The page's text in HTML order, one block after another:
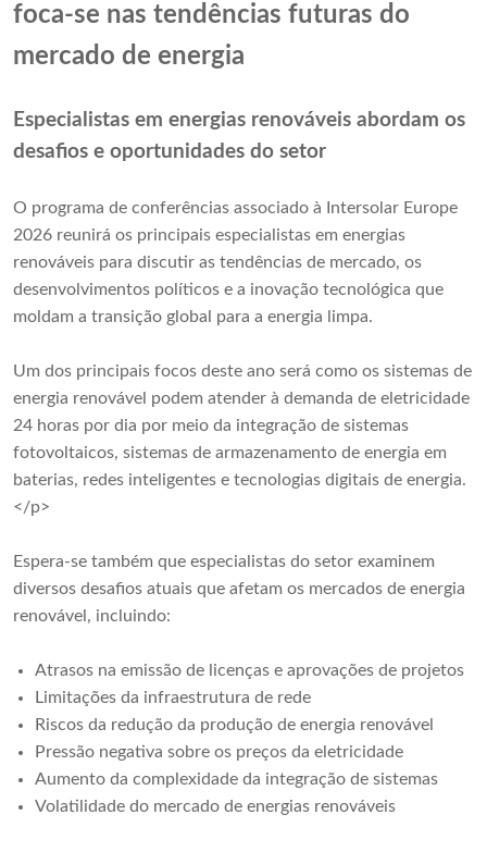
foca-se nas tendências futuras do
mercado de energia
Especialistas em energias renováveis ​​abordam os
desafios e oportunidades do setor
O programa de conferências associado à Intersolar Europe
2026 reunirá os principais especialistas em energias
renováveis ​​para discutir as tendências de mercado, os
desenvolvimentos políticos e a inovação tecnológica que
moldam a transição global para a energia limpa.
Um dos principais focos deste ano será como os sistemas de
energia renovável podem atender à demanda de eletricidade
24 horas por dia por meio da integração de sistemas
fotovoltaicos, sistemas de armazenamento de energia em
baterias, redes inteligentes e tecnologias digitais de energia.
</p>
Espera-se também que especialistas do setor examinem
diversos desafios atuais que afetam os mercados de energia
renovável, incluindo:
Atrasos na emissão de licenças e aprovações de projetos
Limitações da infraestrutura de rede
Riscos da redução da produção de energia renovável
Pressão negativa sobre os preços da eletricidade
Aumento da complexidade da integração de sistemas
Volatilidade do mercado de energias renováveis